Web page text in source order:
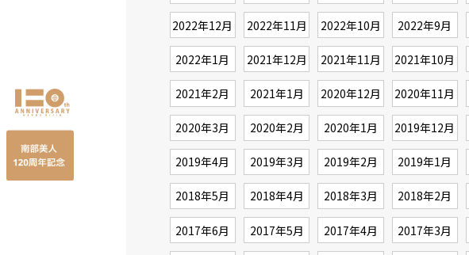
2022年12月 2022年11月 2022年10月 2022年9月
2022年1月 2021年12月 2021年11月 2021年10月
2021年2月 2021年1月 2020年12月 2020年11月
2020年3月 2020年2月 2020年1月 2019年12月
2019年4月 2019年3月 2019年2月 2019年1月
2018年5月 2018年4月 2018年3月 2018年2月
2017年6月 2017年5月 2017年4月 2017年3月